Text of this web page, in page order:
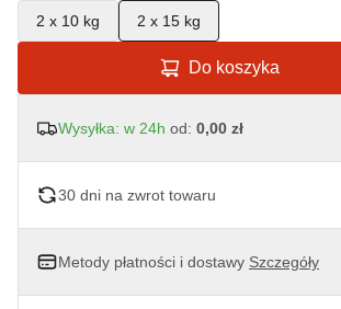
2 x 10 kg 2 x 15 kg
Do koszyka
Wysyłka: w 24h od: 0,00 zł
30 dni na zwrot towaru
Metody płatności i dostawy Szczegóły